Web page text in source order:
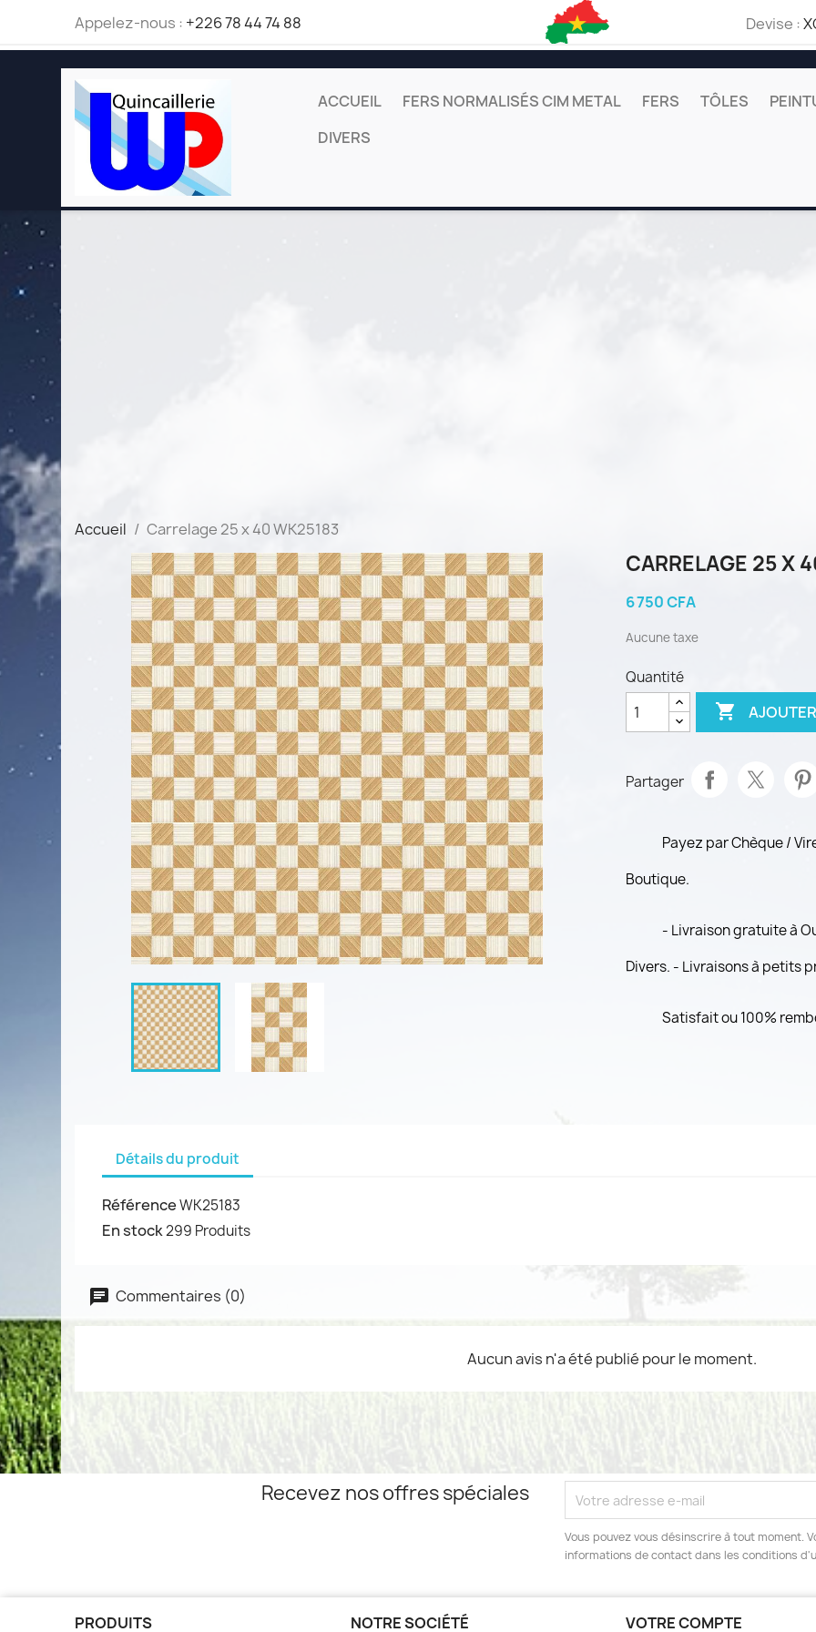
Appelez-nous : +226 78 44 74 88 Devise :
ACCUEIL FERS NORMALISÉS CIM METAL FERS TÔLES
DIVERS
Accueil Carrelage 25 x 40 WK25183
CARRELAGE 25 X
6 750 CFA
Aucune taxe
Quantité

Partager
Payez par Chèque /
Boutique.
- Livraison gratuite à
Divers. - Livraisons à petits
Satisfait ou 100%
Détails du produit
Référence WK25183
En stock299 Produits
Commentaires (0)
Aucun avis n'a été publié pour le moment.
Recevez nos offres spéciales
Vous pouvez vous désinscrire à tout moment.
informations de contact dans les conditions
PRODUITS NOTRE SOCIÉTÉ VOTRE COMPTE